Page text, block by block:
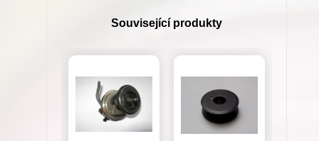
množstvíSouvisející produkty